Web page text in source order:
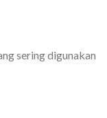
sering digunakan